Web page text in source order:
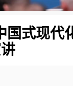
国式现代